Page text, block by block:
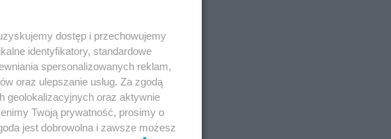
dostęp i przechowujemy
identyfikatory, standardowe
spersonalizowanych reklam,
oraz ulepszanie usług. Za zgodą
geolokalizacyjnych oraz aktywnie
Twoją prywatność, prosimy o
jest dobrowolna i zawsze możesz